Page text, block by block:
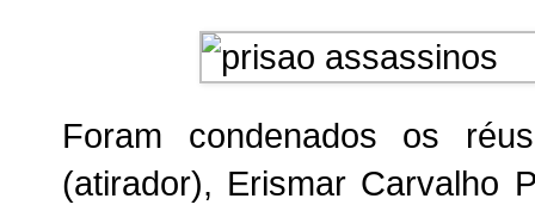
Foram condenados os
(atirador), Erismar Carvalho